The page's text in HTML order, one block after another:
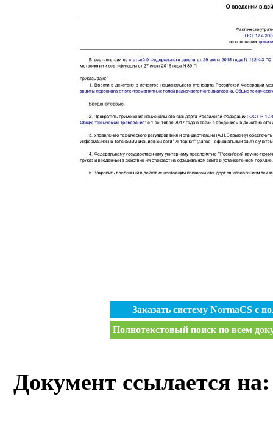
Заказать систему NormaCS с
Полнотекстовый поиск по всем
Документ ссылается на: